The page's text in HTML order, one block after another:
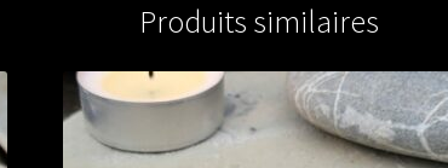
Produits similaires